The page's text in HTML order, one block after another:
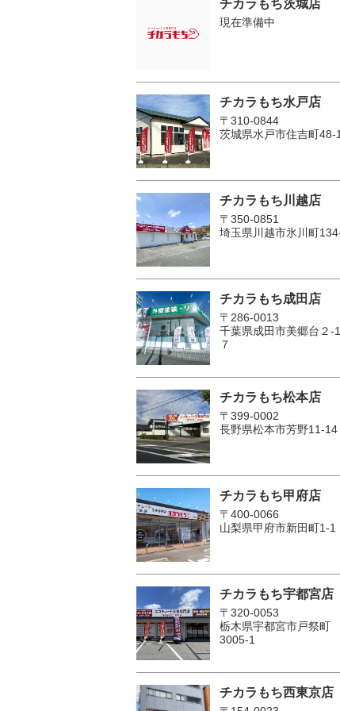
チカラもち茨城店
現在準備中
チカラもち水戸店
〒310-0844
茨城県水戸市住吉町48-
チカラもち川越店
〒350-0851
埼玉県川越市氷川町
チカラもち成田店
〒286-0013
千葉県成田市美郷台２
７
チカラもち松本店
〒399-0002
長野県松本市芳野11-14
チカラもち甲府店
〒400-0066
山梨県甲府市新田町1-1
チカラもち宇都宮店
〒320-0053
栃木県宇都宮市戸祭町
3005-1
チカラもち西東京店